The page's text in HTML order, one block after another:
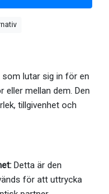
som lutar sig in för en
mellan dem. Den
tillgivenhet och
Detta är den
för att uttrycka